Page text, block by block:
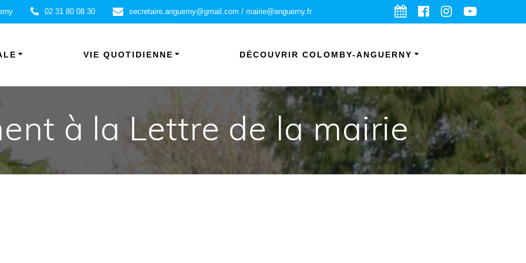
02 31 80 08 30 secretaire.anguerny@gmail.com / mairie@anguerny.fr
VIE QUOTIDIENNE DÉCOUVRIR COLOMBY-ANGUERNY
à la Lettre de la mairie